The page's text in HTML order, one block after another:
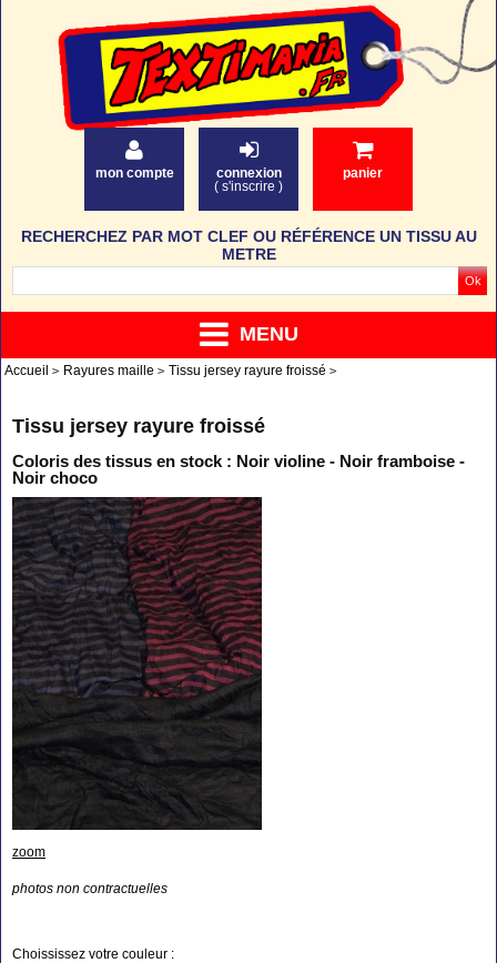
mon compte
connexion
( s'inscrire )
panier
MENU
RECHERCHEZ PAR MOT CLEF OU RÉFÉRENCE UN TISSU AU
METRE
Accueil Rayures maille Tissu jersey rayure froissé
Tissu jersey rayure froissé
Coloris des tissus en stock : Noir violine - Noir framboise -
Noir choco
zoom
photos non contractuelles
Choississez votre couleur :